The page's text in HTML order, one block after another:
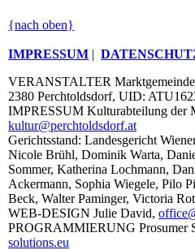
{nach oben}
IMPRESSUM |
VERANSTALTER
2380 Perchtoldsdorf, UID:
IMPRESSUM Kulturabteilung der
kultur@perchtoldsdorf.at
Gerichtsstand: Landesgericht
Nicole Brühl, Dominik Warta,
Sommer, Katherina Lochmann,
Ackermann, Sophia Wiegele, Pilo
Beck, Walter Paminger, Victoria
WEB-DESIGN Julie David,
PROGRAMMIERUNG Prosumer
solutions.eu